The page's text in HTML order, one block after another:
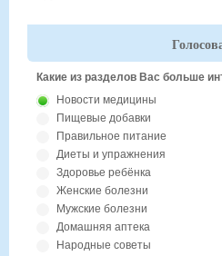
Какие из разделов Вас больше
Новости медицины
Пищевые добавки
Правильное питание
Диеты и упражнения
Здоровье ребёнка
Женские болезни
Мужские болезни
Домашняя аптека
Народные советы